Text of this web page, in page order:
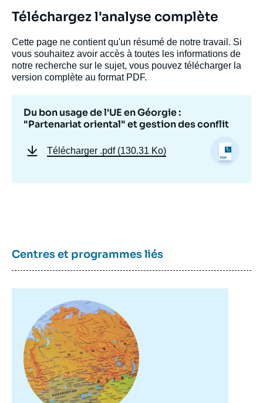
Téléchargez l'analyse complète
Cette page ne contient qu'un résumé de notre travail. Si
vous souhaitez avoir accès à toutes les informations de
notre recherche sur le sujet, vous pouvez télécharger la
version complète au format PDF.
Du bon usage de l'UE en Géorgie :
"Partenariat oriental" et gestion des conflit
Télécharger .pdf (130.31 Ko)
Centres et programmes liés
principale
Image
des conflit », Notes, Russie.Eurasie.Visions,
Ifri, 7 septembre 2009.
Copier